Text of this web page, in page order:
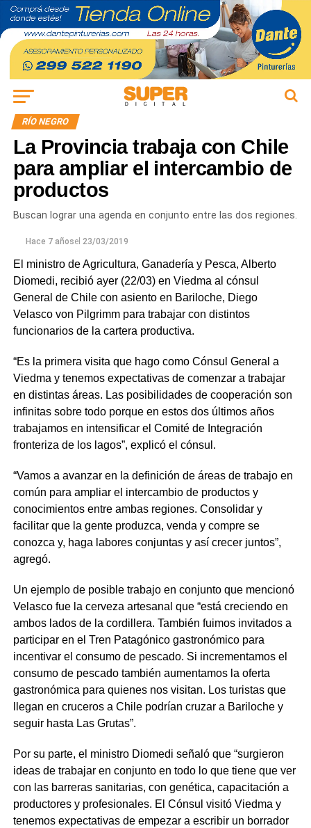
RÍO NEGRO
La Provincia trabaja con Chile
para ampliar el intercambio de
productos
Buscan lograr una agenda en conjunto entre las dos regiones.
Hace 7 añosel 23/03/2019
El ministro de Agricultura, Ganadería y Pesca, Alberto
Diomedi, recibió ayer (22/03) en Viedma al cónsul
General de Chile con asiento en Bariloche, Diego
Velasco von Pilgrimm para trabajar con distintos
funcionarios de la cartera productiva.
“Es la primera visita que hago como Cónsul General a
Viedma y tenemos expectativas de comenzar a trabajar
en distintas áreas. Las posibilidades de cooperación son
infinitas sobre todo porque en estos dos últimos años
trabajamos en intensificar el Comité de Integración
fronteriza de los lagos”, explicó el cónsul.
“Vamos a avanzar en la definición de áreas de trabajo en
común para ampliar el intercambio de productos y
conocimientos entre ambas regiones. Consolidar y
facilitar que la gente produzca, venda y compre se
conozca y, haga labores conjuntas y así crecer juntos”,
agregó.
Un ejemplo de posible trabajo en conjunto que mencionó
Velasco fue la cerveza artesanal que “está creciendo en
ambos lados de la cordillera. También fuimos invitados a
participar en el Tren Patagónico gastronómico para
incentivar el consumo de pescado. Si incrementamos el
consumo de pescado también aumentamos la oferta
gastronómica para quienes nos visitan. Los turistas que
llegan en cruceros a Chile podrían cruzar a Bariloche y
seguir hasta Las Grutas”.
Por su parte, el ministro Diomedi señaló que “surgieron
ideas de trabajar en conjunto en todo lo que tiene que ver
con las barreras sanitarias, con genética, capacitación a
productores y profesionales. El Cónsul visitó Viedma y
tenemos expectativas de empezar a escribir un borrador